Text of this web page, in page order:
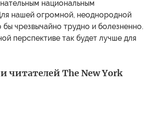
национальным
нашей огромной, неоднородной
чрезвычайно трудно и болезненно.
перспективе так будет лучше для
читателей The New York